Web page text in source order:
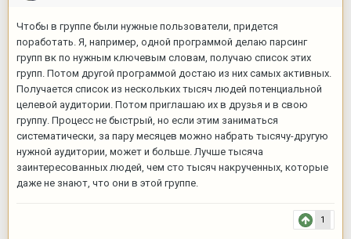
Чтобы в группе были нужные пользователи, придется
поработать. Я, например, одной программой делаю парсинг
групп вк по нужным ключевым словам, получаю список этих
групп. Потом другой программой достаю из них самых активных.
Получается список из нескольких тысяч людей потенциальной
целевой аудитории. Потом приглашаю их в друзья и в свою
группу. Процесс не быстрый, но если этим заниматься
систематически, за пару месяцев можно набрать тысячу-другую
нужной аудитории, может и больше. Лучше тысяча
заинтересованных людей, чем сто тысяч накрученных, которые
даже не знают, что они в этой группе.
1